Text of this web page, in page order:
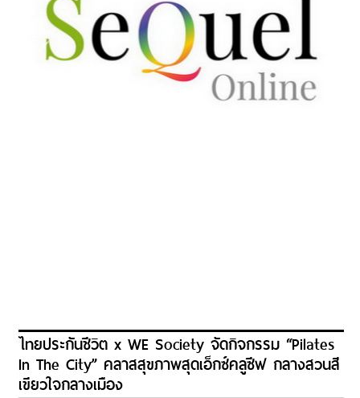
ไทยประกันชีวิต x WE Society จัดกิจกรรม “Pilates
In The City” คลาสสุขภาพสุดเอ็กซ์คลูซีฟ กลางสวนสี
เขียวใจกลางเมือง